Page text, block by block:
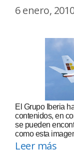
6 enero,
El Grupo Iberia
contenidos, en
se pueden
como esta
Leer más